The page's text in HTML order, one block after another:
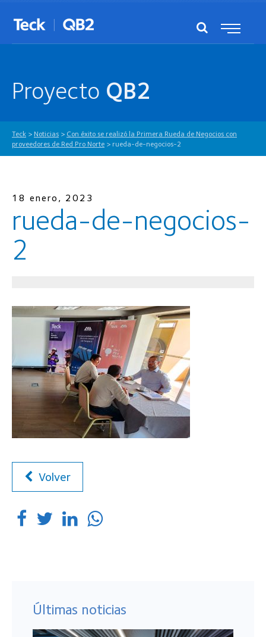
Proyecto QB2
Teck > Noticias > Con éxito se realizó la Primera Rueda de Negocios con
proveedores de Red Pro Norte > rueda-de-negocios-2
18 enero, 2023
rueda-de-negocios-
2
Volver
Últimas noticias